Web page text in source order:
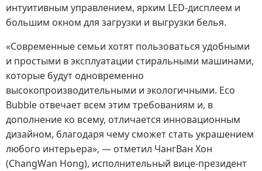
интуитивным управлением, ярким LED-дисплеем и
большим окном для загрузки и выгрузки белья.
«Современные семьи хотят пользоваться удобными
и простыми в эксплуатации стиральными машинами,
которые будут одновременно
высокопроизводительными и экологичными. Eco
Bubble отвечает всем этим требованиям и, в
дополнение ко всему, отличается инновационным
дизайном, благодаря чему сможет стать украшением
любого интерьера», — отметил ЧангВан Хон
(ChangWan Hong), исполнительный вице-президент